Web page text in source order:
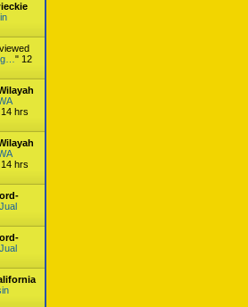
" 12
14 hrs
14 hrs